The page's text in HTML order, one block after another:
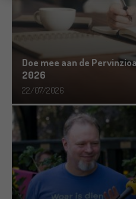
Doe mee aan de
2026
22/07/2026